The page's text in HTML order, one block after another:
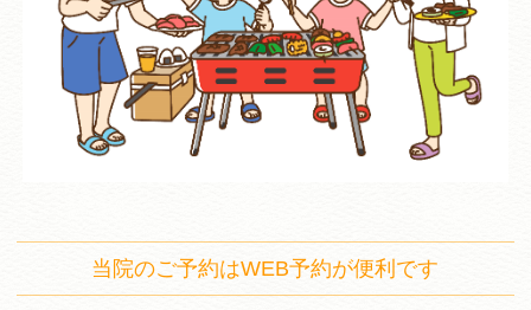
当院のご予約はWEB予約が便利です